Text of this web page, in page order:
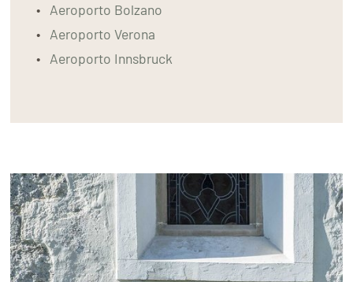
Aeroporto Bolzano
Aeroporto Verona
Aeroporto Innsbruck